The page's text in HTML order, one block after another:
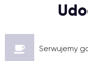
Serwujemy